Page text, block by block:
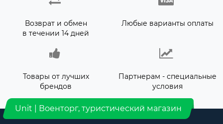
Возврат и обмен
в течении 14 дней
Любые варианты оплаты
Товары от лучших
брендов
Партнерам - специальные
условия
Unit | Военторг, туристический магазин